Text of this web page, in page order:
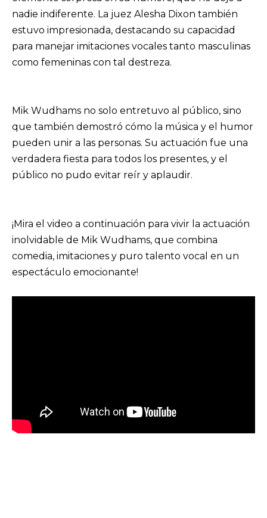
nadie indiferente. La juez Alesha Dixon también
estuvo impresionada, destacando su capacidad
para manejar imitaciones vocales tanto masculinas
como femeninas con tal destreza.
Mik Wudhams no solo entretuvo al público, sino
que también demostró cómo la música y el humor
pueden unir a las personas. Su actuación fue una
verdadera fiesta para todos los presentes, y el
público no pudo evitar reír y aplaudir.
¡Mira el video a continuación para vivir la actuación
inolvidable de Mik Wudhams, que combina
comedia, imitaciones y puro talento vocal en un
espectáculo emocionante!